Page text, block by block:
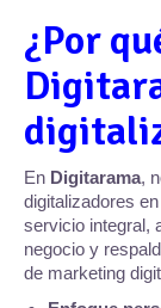
¿Por
En Digitarama,
digitalizadores
servicio integral,
negocio y
de marketing